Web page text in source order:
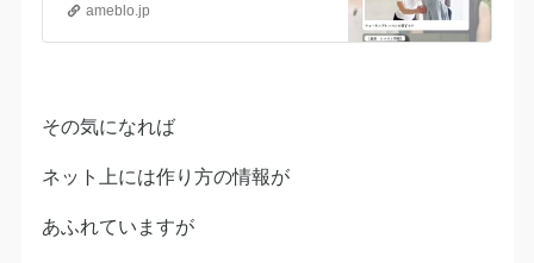
ameblo.jp
その気になれば
ネット上には作り方の情報が
あふれていますが